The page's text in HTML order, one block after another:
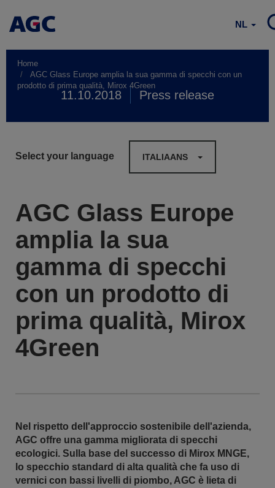
NL
Home
AGC Glass Europe amplia la sua gamma di specchi con un
prodotto di prima qualità, Mirox 4Green
11.10.2018 Press release
Select your language ITALIAANS
AGC Glass Europe
amplia la sua
gamma di specchi
con un prodotto di
prima qualità, Mirox
4Green
Nel rispetto dell'approccio sostenibile dell'azienda,
AGC offre una gamma migliorata di specchi
ecologici. Sulla base del successo di Mirox MNGE,
lo specchio standard di alta qualità che fa uso di
vernici con bassi livelli di piombo, AGC è lieta di